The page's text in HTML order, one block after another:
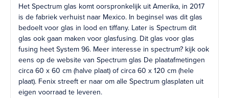
Het Spectrum glas komt oorspronkelijk uit Amerika, in 2017
is de fabriek verhuist naar Mexico. In beginsel was dit glas
bedoelt voor glas in lood en tiffany. Later is Spectrum dit
glas ook gaan maken voor glasfusing. Dit glas voor glas
fusing heet System 96. Meer interesse in spectrum? kijk ook
eens op de website van Spectrum glas De plaatafmetingen
circa 60 x 60 cm (halve plaat) of circa 60 x 120 cm (hele
plaat). Fenix streeft er naar om alle Spectrum glasplaten uit
eigen voorraad te leveren.